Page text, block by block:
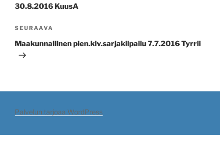
30.8.2016 KuusA
Seuraava
artikkeli
SEURAAVA
Maakunnallinen pien.kiv.sarjakilpailu 7.7.2016 Tyrrii
Palvelun tarjoaa WordPress